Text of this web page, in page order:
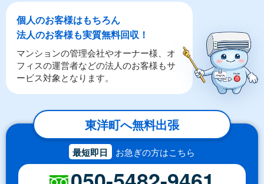
個人のお客様はもちろん
法人のお客様も実質無料回収！
マンションの管理会社やオーナー様、オ
フィスの運営者などの法人のお客様もサ
ービス対象となります。
東洋町へ無料出張
最短即日 お急ぎの方はこちら